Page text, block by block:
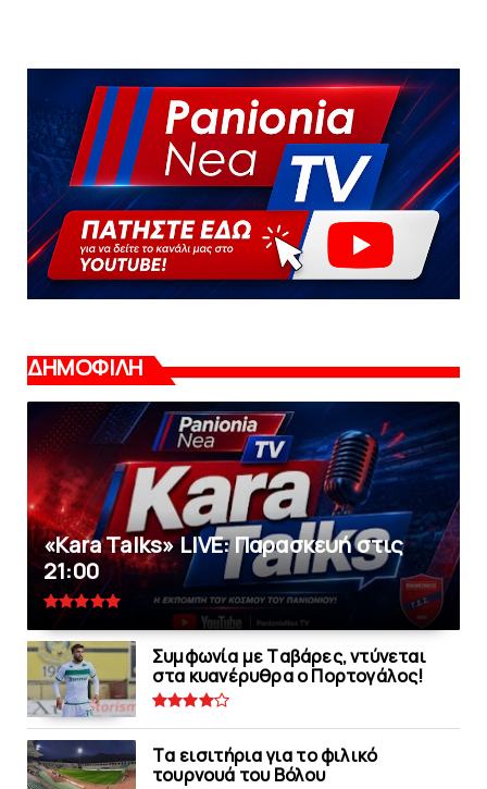
ΔΗΜΟΦΙΛΗ
«Kara Talks» LIVE: Παρασκευή στις
21:00
Συμφωνία με Tαβάρες, ντύνεται
στα κυανέρυθρα ο Πορτογάλος!
Tα εισιτήρια για το φιλικό
τουρνουά του Bόλου